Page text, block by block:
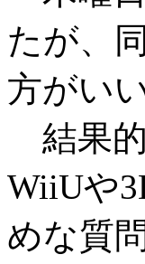
たが、
方がい
結果的
WiiUや
めな質